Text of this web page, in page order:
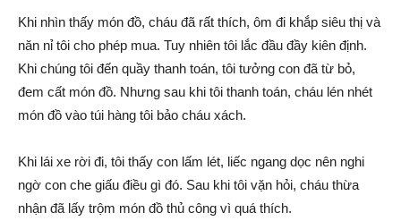
Khi nhìn thấy món đồ, cháu đã rất thích, ôm đi khắp siêu thị và
năn nỉ tôi cho phép mua. Tuy nhiên tôi lắc đầu đầy kiên định.
Khi chúng tôi đến quầy thanh toán, tôi tưởng con đã từ bỏ,
đem cất món đồ. Nhưng sau khi tôi thanh toán, cháu lén nhét
món đồ vào túi hàng tôi bảo cháu xách.
Khi lái xe rời đi, tôi thấy con lấm lét, liếc ngang dọc nên nghi
ngờ con che giấu điều gì đó. Sau khi tôi vặn hỏi, cháu thừa
nhận đã lấy trộm món đồ thủ công vì quá thích.